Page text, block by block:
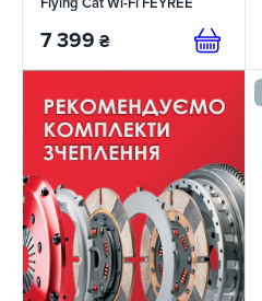
Flying Cat Wi-Fi FEYREE
7 399 ₴